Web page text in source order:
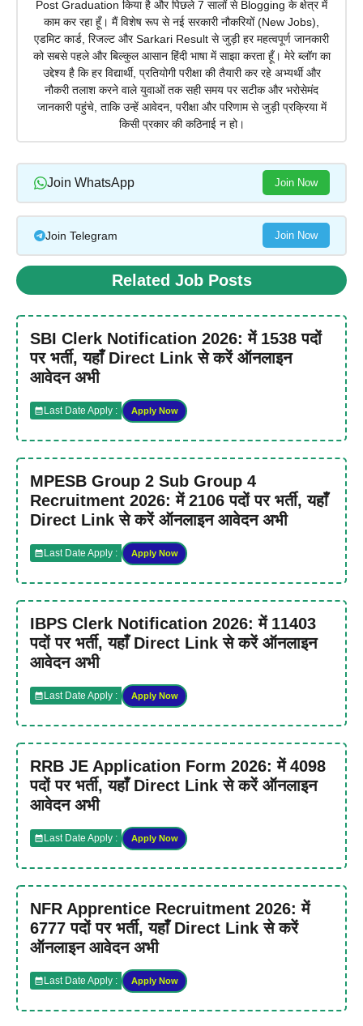
Post Graduation किया है और पिछले 7 सालों से Blogging के क्षेत्र में
काम कर रहा हूँ। मैं विशेष रूप से नई सरकारी नौकरियों (New Jobs),
एडमिट कार्ड, रिजल्ट और Sarkari Result से जुड़ी हर महत्वपूर्ण जानकारी
को सबसे पहले और बिल्कुल आसान हिंदी भाषा में साझा करता हूँ। मेरे ब्लॉग का
उद्देश्य है कि हर विद्यार्थी, प्रतियोगी परीक्षा की तैयारी कर रहे अभ्यर्थी और
नौकरी तलाश करने वाले युवाओं तक सही समय पर सटीक और भरोसेमंद
जानकारी पहुंचे, ताकि उन्हें आवेदन, परीक्षा और परिणाम से जुड़ी प्रक्रिया में
किसी प्रकार की कठिनाई न हो।
Join WhatsApp Join Now
Join Telegram Join Now
Related Job Posts
SBI Clerk Notification 2026: में 1538 पदों
पर भर्ती, यहाँ Direct Link से करें ऑनलाइन
आवेदन अभी
Last Date Apply : Apply Now
MPESB Group 2 Sub Group 4
Recruitment 2026: में 2106 पदों पर भर्ती, यहाँ
Direct Link से करें ऑनलाइन आवेदन अभी
Last Date Apply : Apply Now
IBPS Clerk Notification 2026: में 11403
पदों पर भर्ती, यहाँ Direct Link से करें ऑनलाइन
आवेदन अभी
Last Date Apply : Apply Now
RRB JE Application Form 2026: में 4098
पदों पर भर्ती, यहाँ Direct Link से करें ऑनलाइन
आवेदन अभी
Last Date Apply : Apply Now
NFR Apprentice Recruitment 2026: में
6777 पदों पर भर्ती, यहाँ Direct Link से करें
ऑनलाइन आवेदन अभी
Last Date Apply : Apply Now